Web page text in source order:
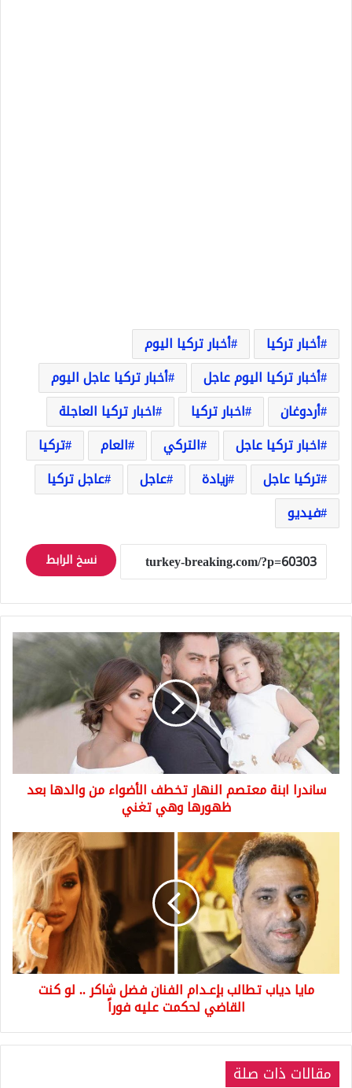
أخبار تركيا
أخبار تركيا اليوم
أخبار تركيا اليوم عاجل
أخبار تركيا عاجل اليوم
أردوغان
اخبار تركيا
اخبار تركيا العاجلة
اخبار تركيا عاجل
التركي العام
تركيا
تركيا عاجل
زيادة عاجل
عاجل تركيا
فيديو
نسخ الرابط
ساندرا
ابنة
معتصم
النهار
تخطف
الأضواء
من
والدها
بعد
ظهورها
ساندرا ابنة معتصم النهار تخطف الأضواء من والدها بعد
ظهورها وهي تغني
تطالب
بإعـدام
الفنان
لو
عليه
مايا دياب تطالب بإعـدام الفنان فضل شاكر .. لو كنت
القاضي لحكمت عليه فوراً
مقالات ذات صلة